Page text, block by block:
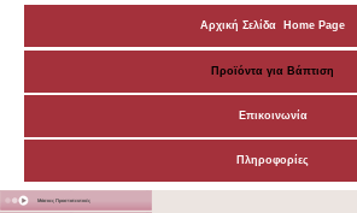
Αρχική Σελίδα Home Page
Προϊόντα για Βάπτιση
Επικοινωνία
Πληροφορίες
Μάσκες Προστατευτικές